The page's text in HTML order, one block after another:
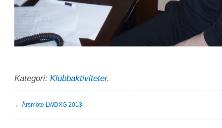
Kategori: Klubbaktiviteter.
← Årsmöte LWDXG 2013